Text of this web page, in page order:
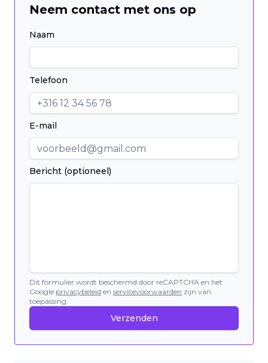
Neem contact met ons op
Naam
Telefoon
E-mail
Bericht (optioneel)
Dit formulier wordt beschermd door reCAPTCHA en het
Google privacybeleid en servicevoorwaarden zijn van
toepassing.
Verzenden